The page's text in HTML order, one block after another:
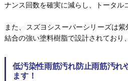
ナンス回数を確実に減らし、トータル
また、スズヨシスーパーシリーズは紫
結合の強い塗料樹脂で設計されており
低汚染性雨筋汚れ防止雨筋汚れ
ます！